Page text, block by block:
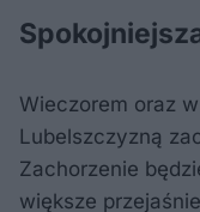
​Wieczorem oraz
Lubelszczyzną
Zachorzenie
większe